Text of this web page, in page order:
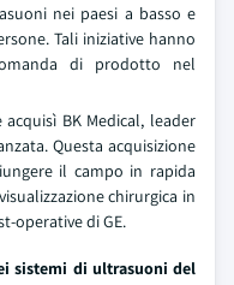
nei paesi a basso e
Tali iniziative hanno
di prodotto nel
acquisì BK Medical, leader
Questa acquisizione
il campo in rapida
chirurgica in
operative di GE.
sistemi di ultrasuoni del